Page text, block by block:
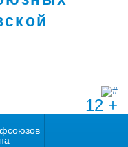
12 +